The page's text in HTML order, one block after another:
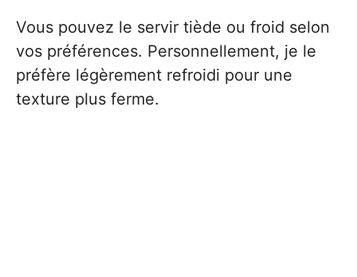
Vous pouvez le servir tiède ou froid selon
vos préférences. Personnellement, je le
préfère légèrement refroidi pour une
texture plus ferme.